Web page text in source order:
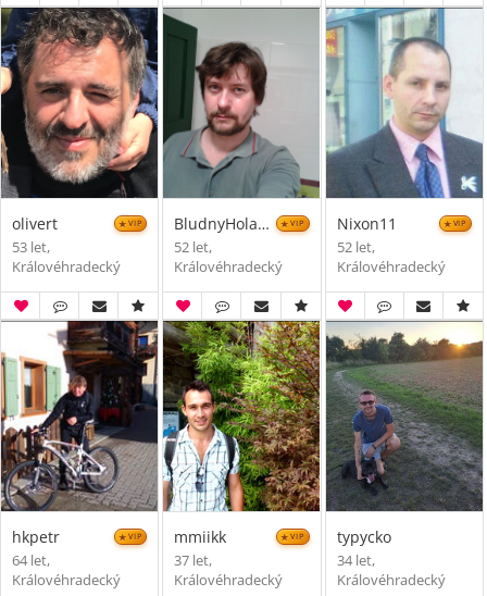
olivert VIP
53 let,
Královéhradecký
BludnyHolandan VIP
52 let,
Královéhradecký
Nixon11 VIP
52 let,
Královéhradecký
hkpetr VIP
64 let,
Královéhradecký
mmiikk VIP
37 let,
Královéhradecký
typycko
34 let,
Královéhradecký